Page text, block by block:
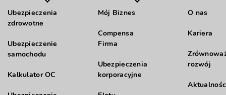
Ubezpieczenia
zdrowotne
Ubezpieczenie
samochodu
Kalkulator OC
Mój Biznes
Compensa
Firma
Ubezpieczenia
korporacyjne
O nas
Kariera
rozwój